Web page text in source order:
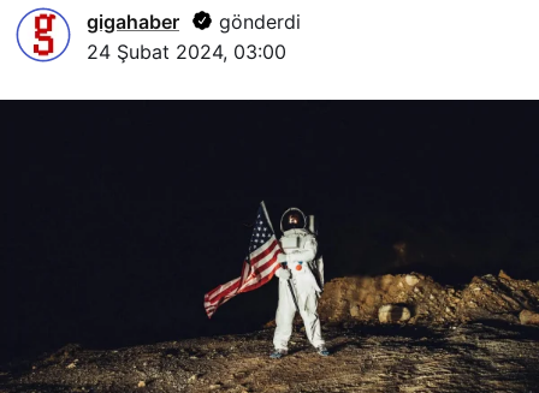
gigahaber
gönderdi
24 Şubat 2024, 03:00